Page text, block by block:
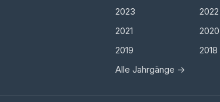
2023
2022
2021
2020
2019
2018
Alle Jahrgänge →